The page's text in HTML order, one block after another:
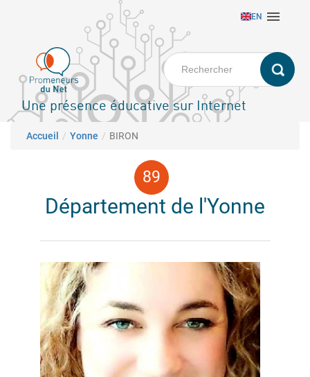
principal
EN 
Une présence éducative sur Internet
Fil d'Ariane
Accueil Yonne BIRON
Département de l'Yonne